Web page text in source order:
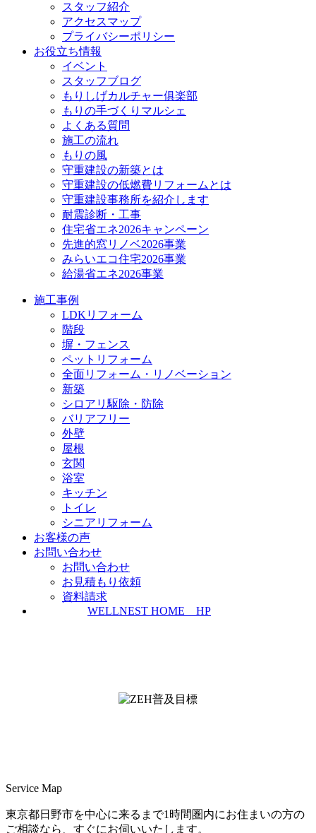
スタッフ紹介
アクセスマップ
プライバシーポリシー
お役立ち情報
イベント
スタッフブログ
もりしげカルチャー俱楽部
もりの手づくりマルシェ
よくある質問
施工の流れ
もりの風
守重建設の新築とは
守重建設の低燃費リフォームとは
守重建設事務所を紹介します
耐震診断・工事
住宅省エネ2026キャンペーン
先進的窓リノベ2026事業
みらいエコ住宅2026事業
給湯省エネ2026事業
施工事例
LDKリフォーム
階段
塀・フェンス
ペットリフォーム
全面リフォーム・リノベーション
新築
シロアリ駆除・防除
バリアフリー
外壁
屋根
玄関
浴室
キッチン
トイレ
シニアリフォーム
お客様の声
お問い合わせ
お問い合わせ
お見積もり依頼
資料請求
WELLNEST HOME HP
Service Map
東京都日野市を中心に来るまで1時間圏内にお住まいの方の
ご相談なら、すぐにお伺いいたします。